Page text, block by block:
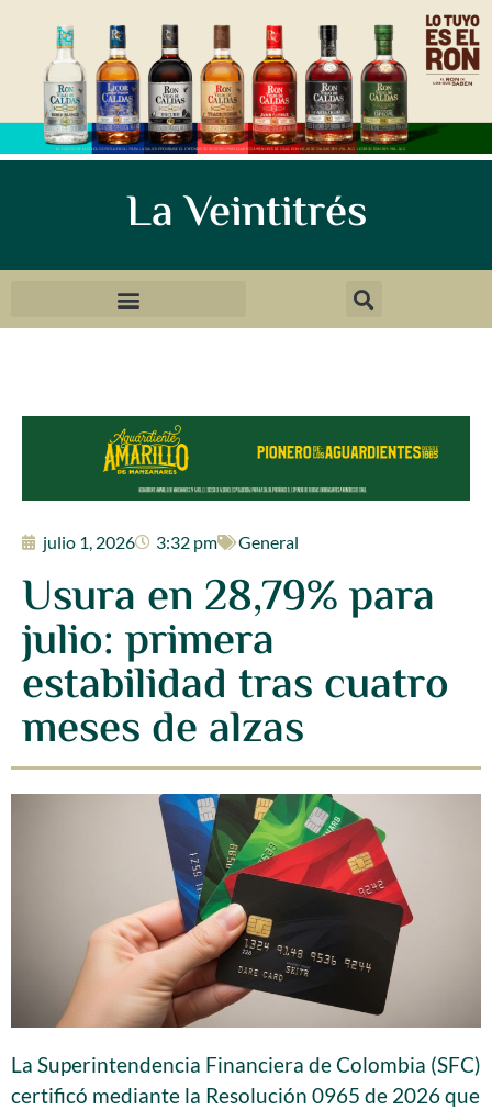
La Veintitrés
julio 1, 2026 3:32 pm General
Usura en 28,79% para
julio: primera
estabilidad tras cuatro
meses de alzas
La Superintendencia Financiera de Colombia (SFC)
certificó mediante la Resolución 0965 de 2026 que